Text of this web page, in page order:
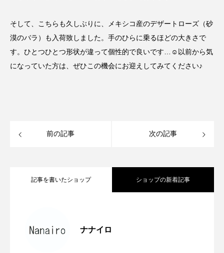
そして、こちらも久しぶりに、メキシコ産のデザートローズ（砂
漠のバラ）も入荷致しました。手のひらに乗るほどの大きさで
す。ひとつひとつ形状が違って個性的で良いです…☺️以前から気
になっていた方は、ぜひこの機会にお迎えしてみてください♪
前の記事 次の記事
記事を書いたショップ ショップの新着記事
ナナイロ